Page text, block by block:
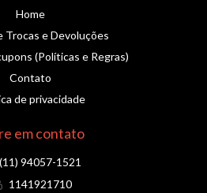
Home
Trocas e Devoluções
(Políticas e Regras)
Contato
de privacidade
em contato
(11) 94057-1521
1141921710